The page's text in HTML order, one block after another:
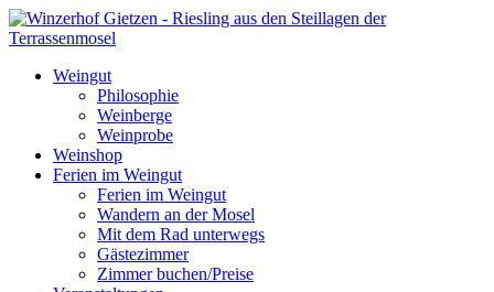
Weingut
Philosophie
Weinberge
Weinprobe
Weinshop
Ferien im Weingut
Ferien im Weingut
Wandern an der Mosel
Mit dem Rad unterwegs
Gästezimmer
Zimmer buchen/Preise